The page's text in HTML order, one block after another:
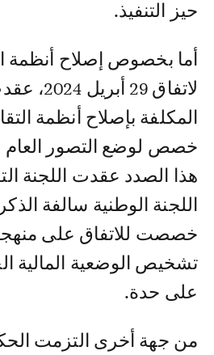
حيز التنفيذ.
أما بخصوص إصلاح أنظمة
لاتفاق 29
المكلفة بإصلاح أنظمة
خصص لوضع التصور العام
هذا الصدد عقدت اللجنة
اللجنة الوطنية سالفة
خصصت للاتفاق على
تشخيص الوضعية المالية
على حدة.
من جهة أخرى التزمت